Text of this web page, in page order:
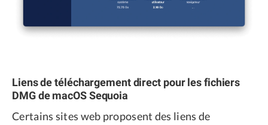
Liens de téléchargement direct pour les fichiers
DMG de macOS Sequoia
Certains sites web proposent des liens de